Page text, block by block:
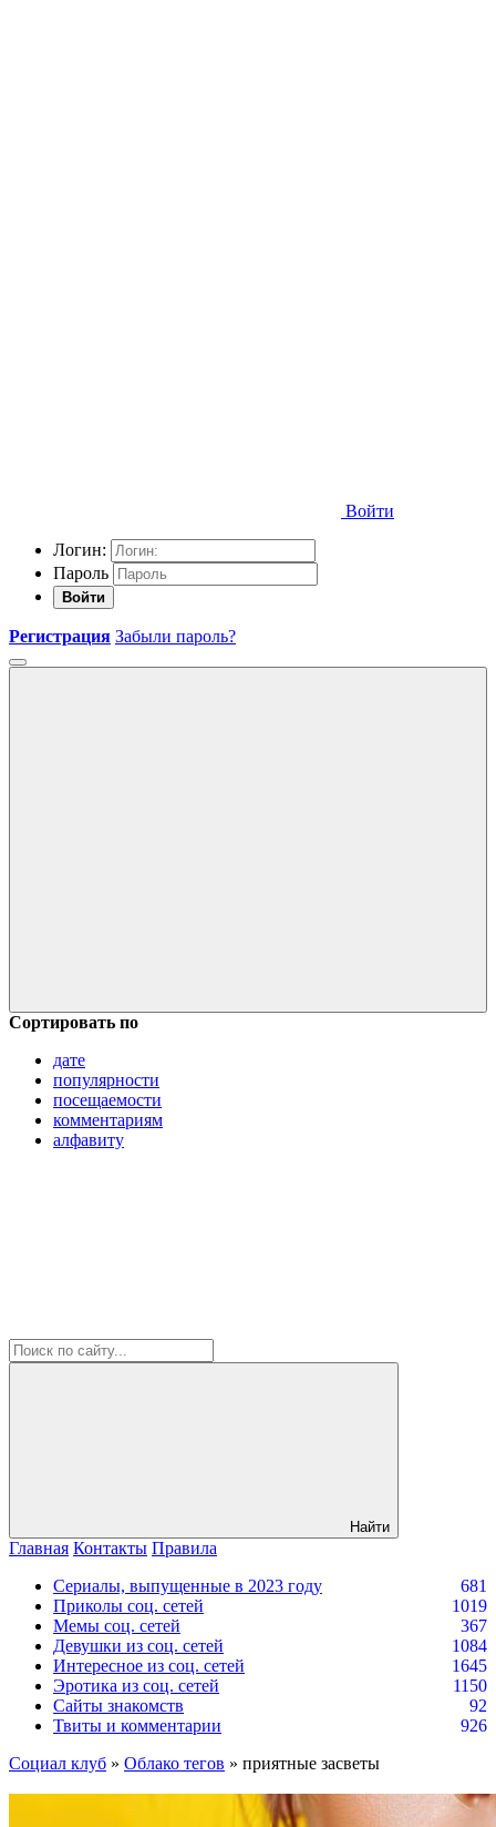
Войти
Логин:
Пароль
Войти
Регистрация Забыли пароль?
Сортировать по
дате
популярности
посещаемости
комментариям
алфавиту
Найти
Главная Контакты Правила
Сериалы, выпущенные в 2023 году
681
Приколы соц. сетей
1019
Мемы соц. сетей
367
Девушки из соц. сетей
1084
Интересное из соц. сетей
1645
Эротика из соц. сетей
1150
Сайты знакомств
92
Твиты и комментарии
926
Социал клуб » Облако тегов » приятные засветы